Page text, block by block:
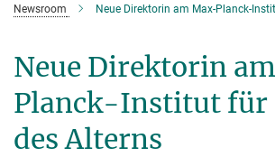
Newsroom Neue Direktorin am Max-Planck-
Neue Direktorin
Planck-Institut für
des Alterns